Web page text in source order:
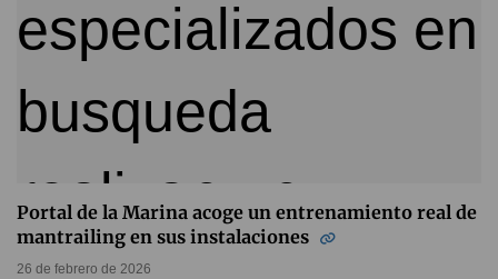
Portal de la Marina acoge un entrenamiento real de
mantrailing en sus instalaciones
26 de febrero de 2026